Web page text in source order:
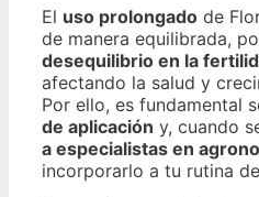
El uso prolongado de
de manera equilibrada,
desequilibrio en la
afectando la salud y
Por ello, es fundamental
de aplicación y, cuando
a especialistas en
incorporarlo a tu rutina